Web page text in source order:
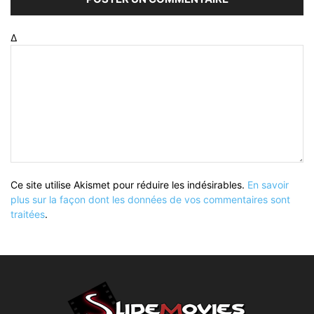
Δ
Ce site utilise Akismet pour réduire les indésirables. En savoir
plus sur la façon dont les données de vos commentaires sont
traitées.